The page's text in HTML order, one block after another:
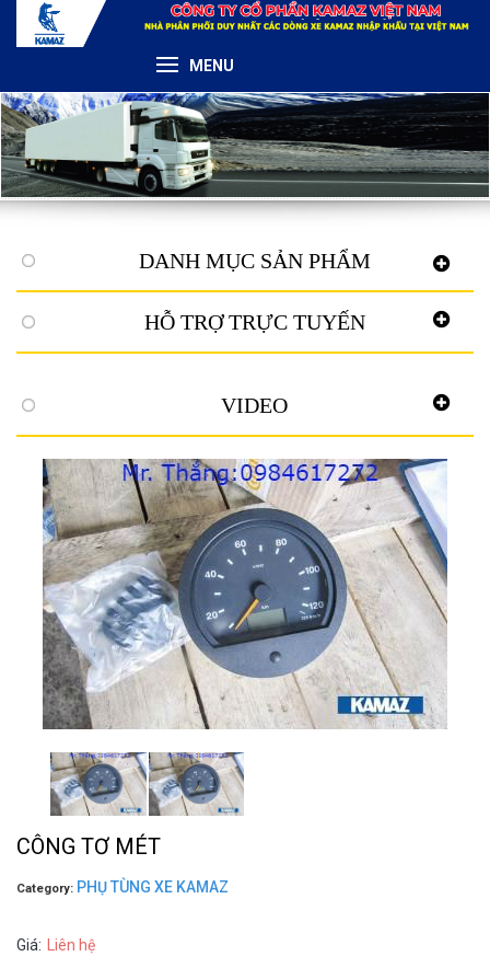
MENU
DANH MỤC SẢN PHẨM
HỖ TRỢ TRỰC TUYẾN
VIDEO
CÔNG TƠ MÉT
Category: PHỤ TÙNG XE KAMAZ
Giá: Liên hệ